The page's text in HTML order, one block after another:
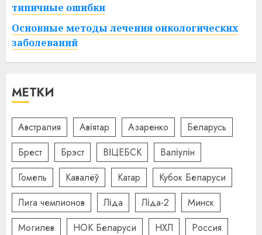
типичные ошибки
Основные методы лечения онкологических
заболеваний
МЕТКИ
Австралия Авіятар Азаренко
Беларусь
Брест
Брэст ВІЦЕБСК
Валіулін
Гомель
Кавалёў Катар
Кубок Беларуси
Лига чемпионов
Ліда Ліда-2
Минск
Могилев
НОК Беларуси НХЛ
Россия